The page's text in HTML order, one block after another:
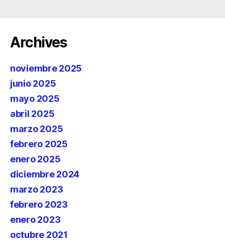
Archives
noviembre 2025
junio 2025
mayo 2025
abril 2025
marzo 2025
febrero 2025
enero 2025
diciembre 2024
marzo 2023
febrero 2023
enero 2023
octubre 2021